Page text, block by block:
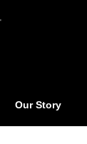
Our Story